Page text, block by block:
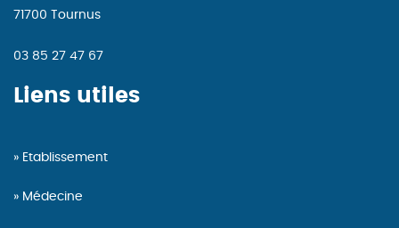
71700 Tournus
03 85 27 47 67
Liens utiles
Etablissement
Médecine